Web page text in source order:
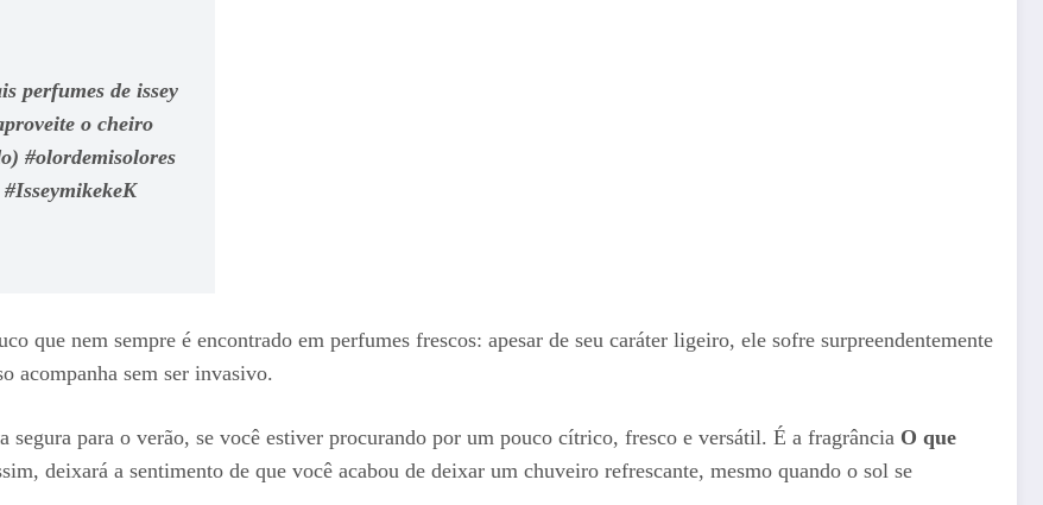
perfumes de issey
o cheiro
#olordemisolores
que nem sempre é encontrado em perfumes frescos: apesar de seu caráter ligeiro, ele sofre surpreendentemente
acompanha sem ser invasivo.
para o verão, se você estiver procurando por um pouco cítrico, fresco e versátil. É a fragrância O que
deixará a sentimento de que você acabou de deixar um chuveiro refrescante, mesmo quando o sol se